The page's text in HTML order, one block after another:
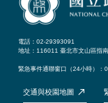
電話：02-29393091
地址：116011 臺北市文山區指
緊急事件通聯窗口（24小時）
交通與校園地圖